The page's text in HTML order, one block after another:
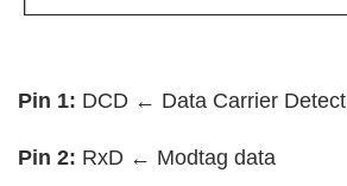
Pin 1: DCD ← Data Carrier Detect
Pin 2: RxD ← Modtag data